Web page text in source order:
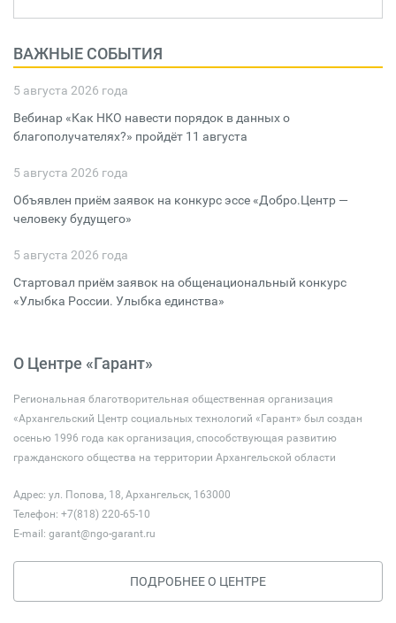
ВАЖНЫЕ СОБЫТИЯ
5 августа 2026 года
Вебинар «Как НКО навести порядок в данных о
благополучателях?» пройдёт 11 августа
5 августа 2026 года
Объявлен приём заявок на конкурс эссе «Добро.Центр —
человеку будущего»
5 августа 2026 года
Стартовал приём заявок на общенациональный конкурс
«Улыбка России. Улыбка единства»
О Центре «Гарант»
Региональная благотворительная общественная организация
«Архангельский Центр социальных технологий «Гарант» был создан
осенью 1996 года как организация, способствующая развитию
гражданского общества на территории Архангельской области
Адрес: ул. Попова, 18, Архангельск, 163000
Телефон: +7(818) 220-65-10
E-mail: garant@ngo-garant.ru
ПОДРОБНЕЕ О ЦЕНТРЕ